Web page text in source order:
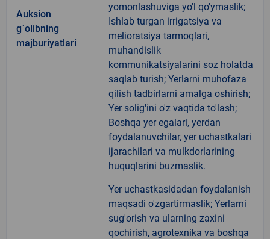
Auksion
g`olibning
majburiyatlari
yomonlashuviga yo'l qo'ymaslik;
Ishlab turgan irrigatsiya va
melioratsiya tarmoqlari,
muhandislik
kommunikatsiyalarini soz holatda
saqlab turish; Yerlarni muhofaza
qilish tadbirlarni amalga oshirish;
Yer solig'ini o'z vaqtida to'lash;
Boshqa yer egalari, yerdan
foydalanuvchilar, yer uchastkalari
ijarachilari va mulkdorlarining
huquqlarini buzmaslik.
Yer uchastkasidadan foydalanish
maqsadi o'zgartirmaslik; Yerlarni
sug'orish va ularning zaxini
qochirish, agrotexnika va boshqa